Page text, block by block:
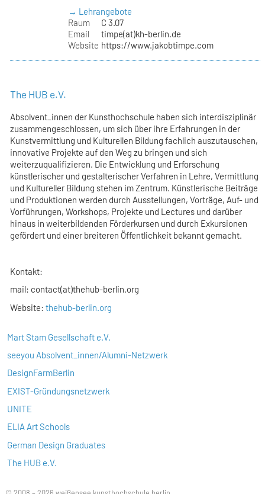
→ Lehrangebote
Raum
C 3.07
Email
timpe(at)kh-berlin.de
Website https://www.jakobtimpe.com
The HUB e.V.
Absolvent_innen der Kunsthochschule haben sich interdisziplinär
zusammengeschlossen, um sich über ihre Erfahrungen in der
Kunstvermittlung und Kulturellen Bildung fachlich auszutauschen,
innovative Projekte auf den Weg zu bringen und sich
weiterzuqualifizieren. Die Entwicklung und Erforschung
künstlerischer und gestalterischer Verfahren in Lehre, Vermittlung
und Kultureller Bildung stehen im Zentrum. Künstlerische Beiträge
und Produktionen werden durch Ausstellungen, Vorträge, Auf- und
Vorführungen, Workshops, Projekte und Lectures und darüber
hinaus in weiterbildenden Förderkursen und durch Exkursionen
gefördert und einer breiteren Öffentlichkeit bekannt gemacht.
Kontakt:
mail: contact(at)thehub-berlin.org
Website:thehub-berlin.org
Mart Stam Gesellschaft e.V.
seeyou Absolvent_innen/Alumni-Netzwerk
DesignFarmBerlin
EXIST-Gründungsnetzwerk
UNITE
ELIA Art Schools
German Design Graduates
The HUB e.V.